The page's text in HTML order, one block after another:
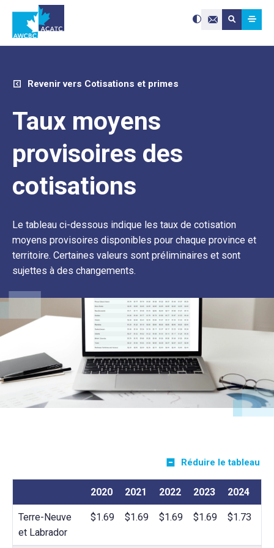
Contactez-
Search site:
Submit
Utilisez
les
flèches
haut
pour
Revenir vers Cotisations et primes
Taux moyens
provisoires des
cotisations
Le tableau ci-dessous indique les taux de cotisation
moyens provisoires disponibles pour chaque province et
territoire. Certaines valeurs sont préliminaires et sont
sujettes à des changements.
Réduire le tableau
2020 2021 2022 2023 2024
Terre-Neuve
et Labrador
$1.69 $1.69 $1.69 $1.69 $1.73